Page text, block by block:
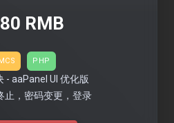
RMB
PHP
- aaPanel UI 优化版
止，密码变更，登录